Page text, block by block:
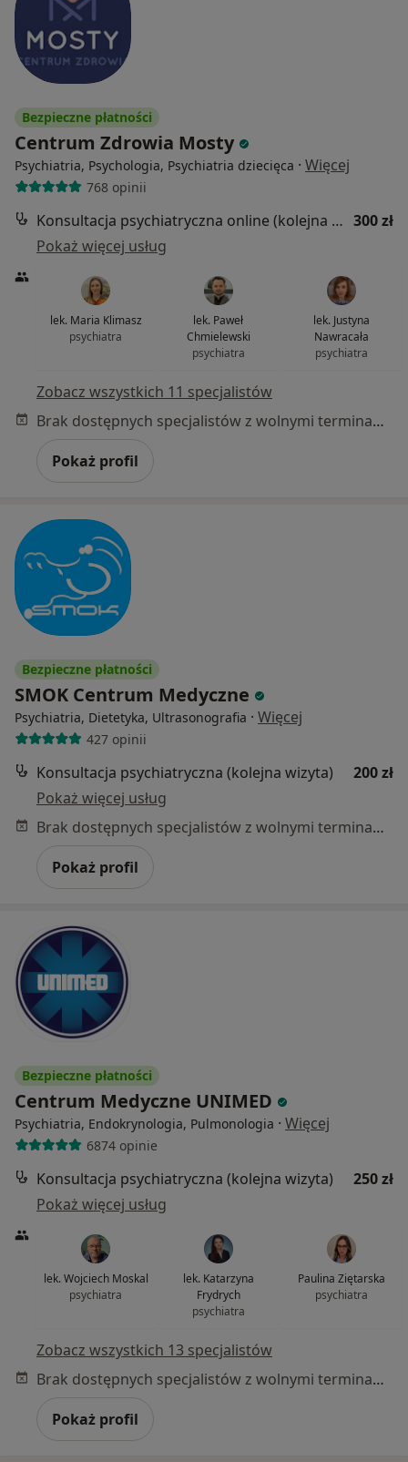
Bezpieczne płatności
Centrum Zdrowia Mosty
Psychiatria, Psychologia, Psychiatria dziecięca · Więcej
768 opinii
Konsultacja psychiatryczna online (kolejna wizyta) 300 zł
Pokaż więcej usług
lek. Maria Klimasz
psychiatra
lek. Paweł
Chmielewski
psychiatra
lek. Justyna
Nawracała
psychiatra
Zobacz wszystkich 11 specjalistów
Brak dostępnych specjalistów z wolnymi terminami w tym centrum medycznym.
Pokaż profil
Bezpieczne płatności
SMOK Centrum Medyczne
Psychiatria, Dietetyka, Ultrasonografia · Więcej
427 opinii
Konsultacja psychiatryczna (kolejna wizyta)
200 zł
Pokaż więcej usług
Brak dostępnych specjalistów z wolnymi terminami w tym centrum medycznym.
Pokaż profil
Bezpieczne płatności
Centrum Medyczne UNIMED
Psychiatria, Endokrynologia, Pulmonologia · Więcej
6874 opinie
Konsultacja psychiatryczna (kolejna wizyta)
250 zł
Pokaż więcej usług
lek. Wojciech Moskal
psychiatra
lek. Katarzyna
Frydrych
psychiatra
Paulina Ziętarska
psychiatra
Zobacz wszystkich 13 specjalistów
Brak dostępnych specjalistów z wolnymi terminami w tym centrum medycznym.
Pokaż profil